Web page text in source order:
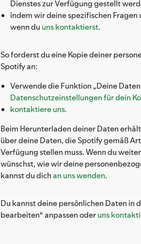
Dienstes zur Verfügung gestellt
indem wir deine spezifischen
wenn du uns kontaktierst.
So forderst du eine Kopie deiner
Spotify an:
Verwende die Funktion „Deine
Datenschutz­einstellungen für dein
kontaktiere uns.
Beim Herunterladen deiner Daten
über deine Daten, die Spotify gemäß
Verfügung stellen muss. Wenn du
wünschst, wie wir deine
kannst du dichan uns wenden.
Du kannst deine persönlichen Daten in
bearbeiten“ anpassen oderuns